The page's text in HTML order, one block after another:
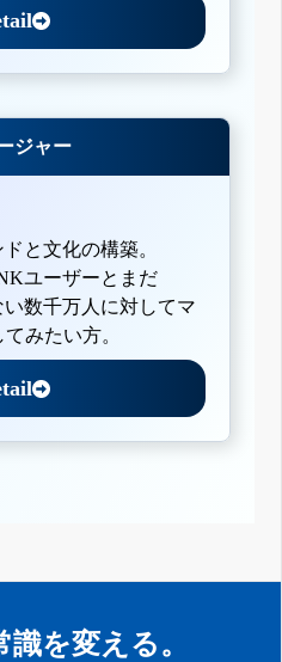
ジャー
と文化の構築。
ユーザーとまだ
数千万人に対してマ
みたい方。
を変える。